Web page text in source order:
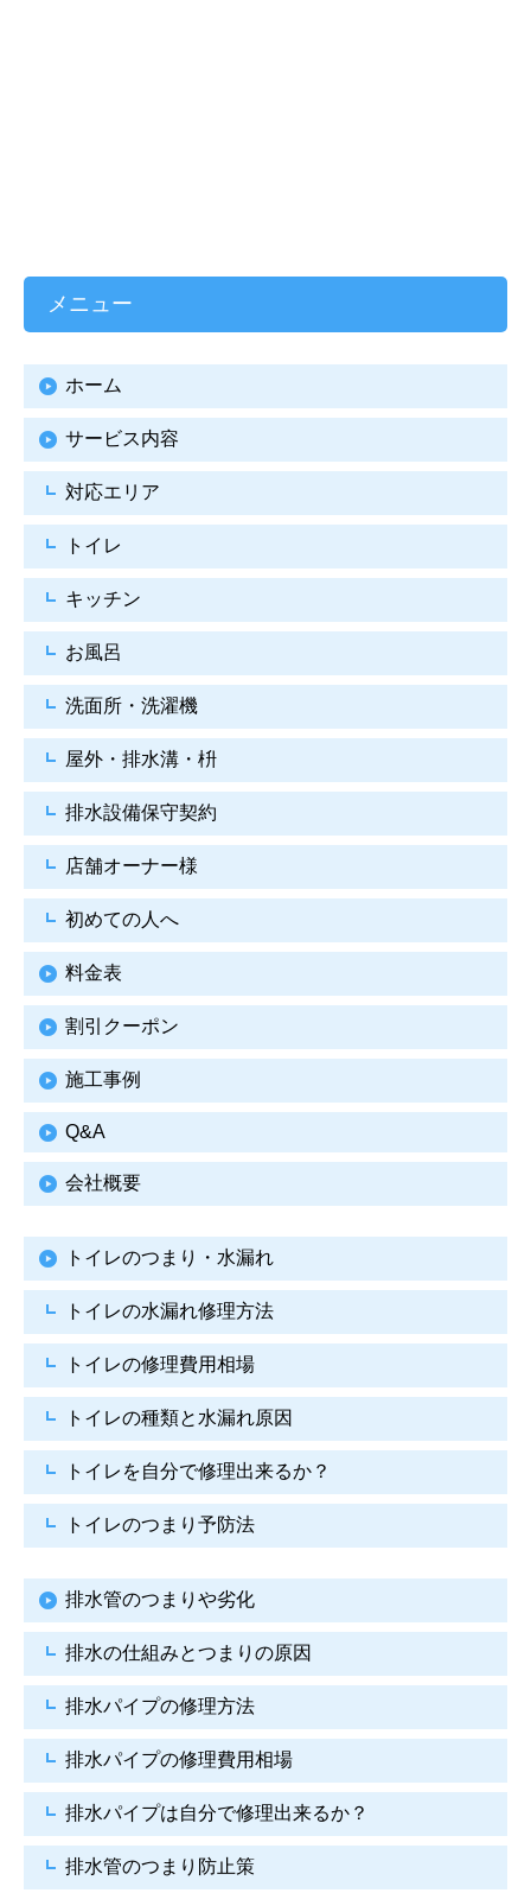
メニュー
ホーム
サービス内容
対応エリア
トイレ
キッチン
お風呂
洗面所・洗濯機
屋外・排水溝・枡
排水設備保守契約
店舗オーナー様
初めての人へ
料金表
割引クーポン
施工事例
Q&A
会社概要
トイレのつまり・水漏れ
トイレの水漏れ修理方法
トイレの修理費用相場
トイレの種類と水漏れ原因
トイレを自分で修理出来るか？
トイレのつまり予防法
排水管のつまりや劣化
排水の仕組みとつまりの原因
排水パイプの修理方法
排水パイプの修理費用相場
排水パイプは自分で修理出来るか？
排水管のつまり防止策